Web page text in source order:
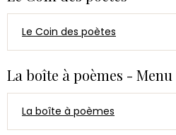
Le Coin des poètes
La boîte à poèmes - Menu
La boîte à poèmes